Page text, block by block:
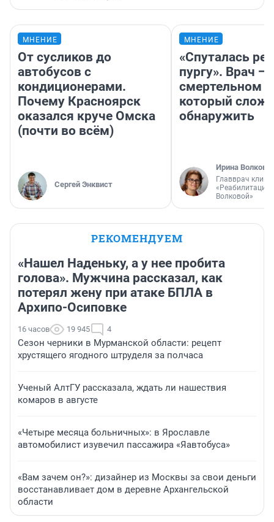
МНЕНИЕ
От сусликов до
автобусов с
кондиционерами.
Почему Красноярск
оказался круче Омска
(почти во всём)
Сергей Энквист
МНЕНИЕ
«Спуталась
пургу». Врач —
смертельном
который
обнаружить
Ирина Волкова
Главврач
«Реабилитация
Волковой»
РЕКОМЕНДУЕМ
«Нашел Наденьку, а у нее пробита
голова». Мужчина рассказал, как
потерял жену при атаке БПЛА в
Архипо-Осиповке
16 часов 19 945 4
Сезон черники в Мурманской области: рецепт
хрустящего ягодного штруделя за полчаса
Ученый АлтГУ рассказала, ждать ли нашествия
комаров в августе
«Четыре месяца больничных»: в Ярославле
автомобилист изувечил пассажира «Яавтобуса»
«Вам зачем он?»: дизайнер из Москвы за свои деньги
восстанавливает дом в деревне Архангельской
области